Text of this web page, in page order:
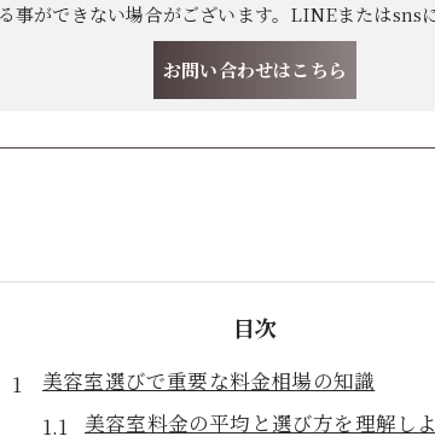
事ができない場合がございます。LINEまたはsns
お問い合わせはこちら
目次
美容室選びで重要な料金相場の知識
美容室料金の平均と選び方を理解し